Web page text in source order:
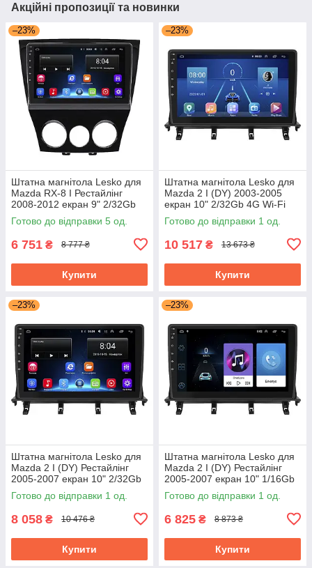
Акційні пропозиції та новинки
–23%
Штатна магнітола Lesko для
Mazda RX-8 I Рестайлінг
2008-2012 екран 9" 2/32Gb
Wi-Fi GPS Base Мазда
Готово до відправки 5 од.
6 751 ₴ 8 777 ₴
Купити
–23%
Штатна магнітола Lesko для
Mazda 2 I (DY) 2003-2005
екран 10" 2/32Gb 4G Wi-Fi
GPS Top Мазда
Готово до відправки 1 од.
10 517 ₴ 13 673 ₴
Купити
–23%
Штатна магнітола Lesko для
Mazda 2 I (DY) Рестайлінг
2005-2007 екран 10" 2/32Gb
Wi-Fi GPS Base Мазда
Готово до відправки 1 од.
8 058 ₴ 10 476 ₴
Купити
–23%
Штатна магнітола Lesko для
Mazda 2 I (DY) Рестайлінг
2005-2007 екран 10" 1/16Gb
Wi-Fi GPS Base Мазда
Готово до відправки 1 од.
6 825 ₴ 8 873 ₴
Купити